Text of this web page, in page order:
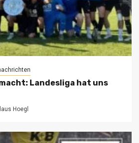
Landesliga hat uns
Hoegl